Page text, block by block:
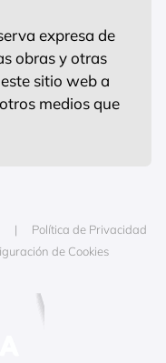
expresa de
obras y otras
sitio web a
medios que
Política de Privacidad
de Cookies